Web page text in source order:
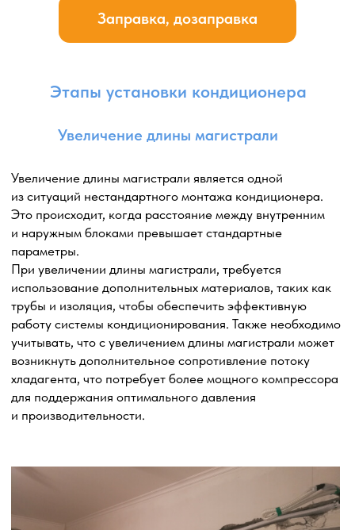
в канализацию
электрические провода и другие необходимые
подключения. При установке над окном требуются
услуги промышленного альпиниста.
окна или проникновения внешних элементов.
В результате, установка наружного блока сбоку от окна
производительность и функциональность системы
Вывод дренажного шланга в канализацию